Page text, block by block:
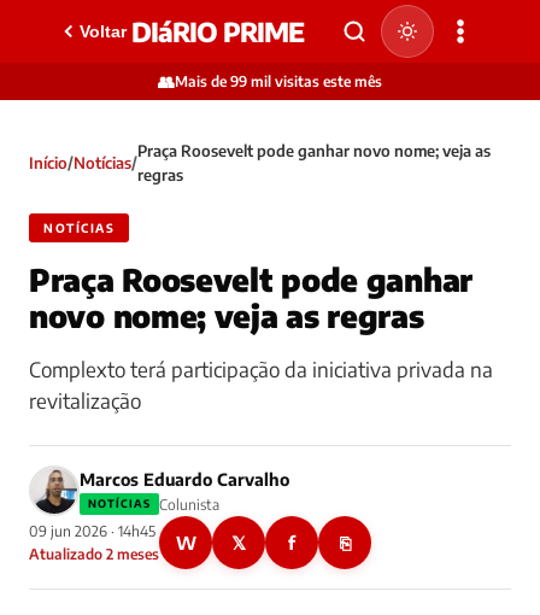
Voltar DIáRIO PRIME
👥Mais de 99 mil visitas este mês
Início/Notícias/
Praça Roosevelt pode ganhar novo nome; veja as
regras
NOTÍCIAS
Praça Roosevelt pode ganhar
novo nome; veja as regras
Complexto terá participação da iniciativa privada na
revitalização
Marcos Eduardo Carvalho
NOTÍCIAS
Colunista
09 jun 2026 · 14h45
Atualizado 2 meses
W 𝕏 f ⎘